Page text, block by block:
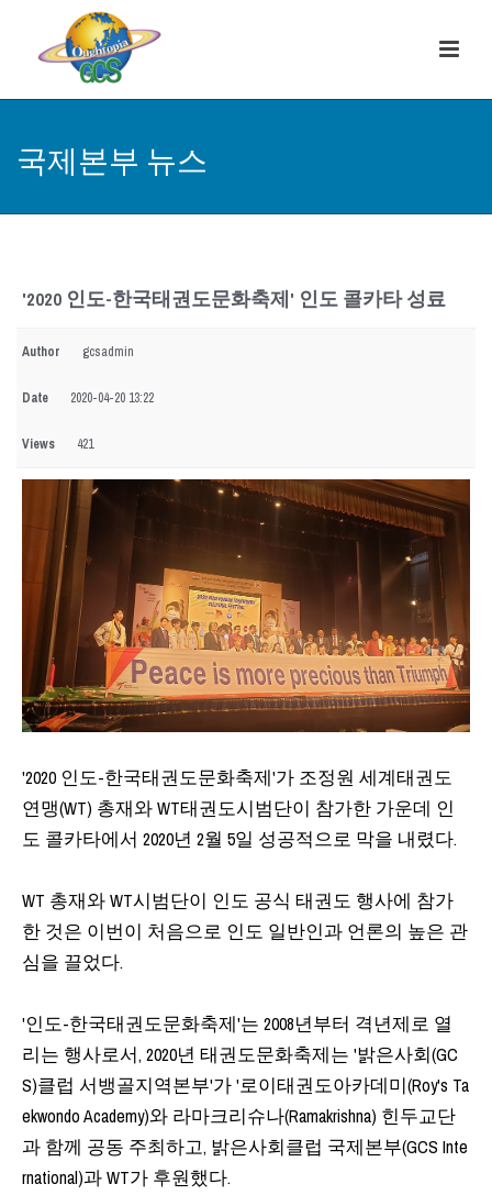
국제본부 뉴스
'2020 인도-한국태권도문화축제' 인도 콜카타 성료
Author
gcsadmin
Date
2020-04-20 13:22
Views
421
'2020 인도-한국태권도문화축제'가 조정원 세계태권도
연맹(WT) 총재와 WT태권도시범단이 참가한 가운데 인
도 콜카타에서 2020년 2월 5일 성공적으로 막을 내렸다.
WT 총재와 WT시범단이 인도 공식 태권도 행사에 참가
한 것은 이번이 처음으로 인도 일반인과 언론의 높은 관
심을 끌었다.
'인도-한국태권도문화축제'는 2008년부터 격년제로 열
리는 행사로서, 2020년 태권도문화축제는 '밝은사회(GC
S)클럽 서뱅골지역본부'가 '로이태권도아카데미(Roy's Ta
ekwondo Academy)와 라마크리슈나(Ramakrishna) 힌두교단
과 함께 공동 주최하고, 밝은사회클럽 국제본부(GCS Inte
rnational)과 WT가 후원했다.